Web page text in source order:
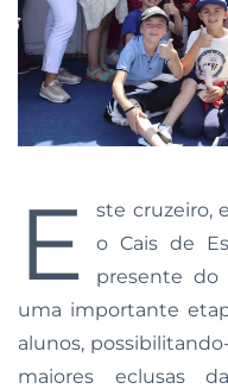
E
ste cruzeiro,
o Cais de
presente do
uma importante
alunos,
maiores eclusas